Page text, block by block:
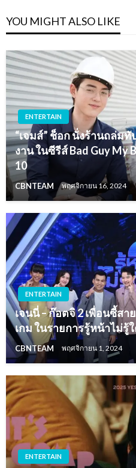
YOU MIGHT ALSO LIKE
ENTERTAIN
“เจมส์” ช็อก นั่งร้านถล่มทั
งาน ในซีรีส์ Bad Guy My
10
CBNTEAM พฤศจิกายน 16, 2024
ENTERTAIN
เจนนี่ – ก๊อตจิ 2 เพื่อนซี้ส
เกม ในรายการรู้หน้าไม่รู้
CBNTEAM พฤศจิกายน 1, 2024
ENTERTAIN